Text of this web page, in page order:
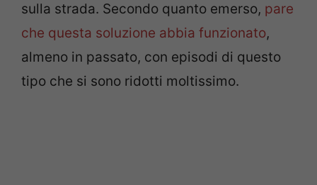
sulla strada. Secondo quanto emerso, pare
che questa soluzione abbia funzionato,
almeno in passato, con episodi di questo
tipo che si sono ridotti moltissimo.